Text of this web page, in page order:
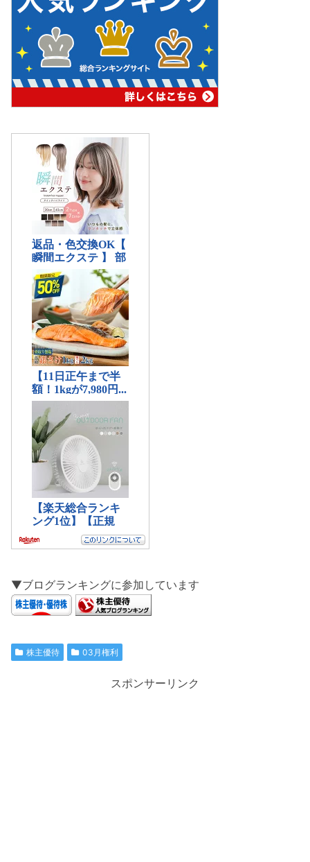
▼ブログランキングに参加しています
株主優待 03月権利
スポンサーリンク